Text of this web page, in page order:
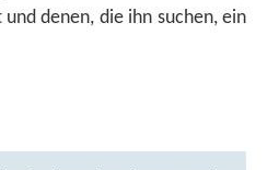
und denen, die ihn suchen, ein